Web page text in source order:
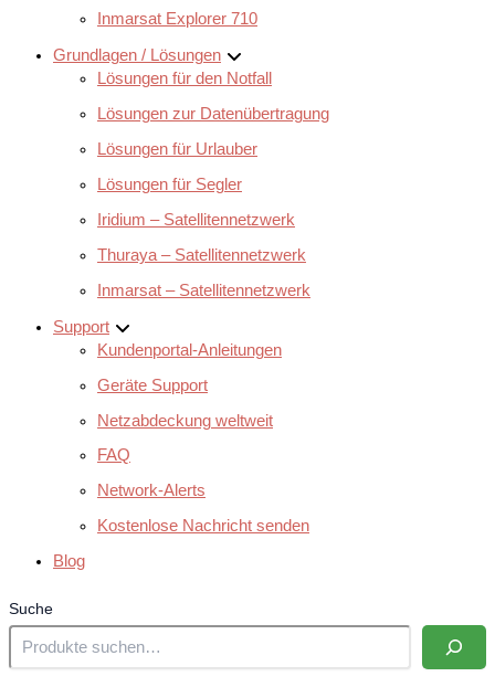
Inmarsat Explorer 710
Grundlagen / Lösungen
Lösungen für den Notfall
Lösungen zur Datenübertragung
Lösungen für Urlauber
Lösungen für Segler
Iridium – Satellitennetzwerk
Thuraya – Satellitennetzwerk
Inmarsat – Satellitennetzwerk
Support
Kundenportal-Anleitungen
Geräte Support
Netzabdeckung weltweit
FAQ
Network-Alerts
Kostenlose Nachricht senden
Blog
Suche